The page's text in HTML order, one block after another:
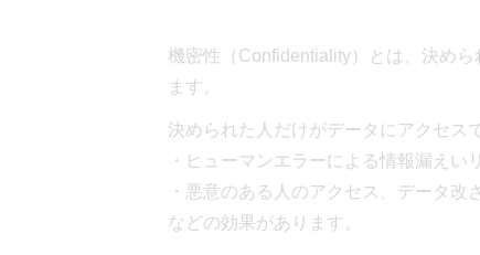
機密性（Confidentiality）とは、決め
ます。
決められた人だけがデータにアクセス
・ヒューマンエラーによる情報漏えい
・悪意のある人のアクセス、データ改
などの効果があります。